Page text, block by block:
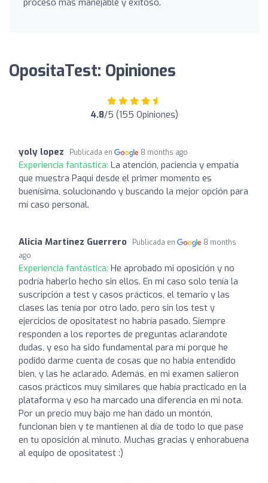
OpositaTest: Opiniones
4.8/5 (155 Opiniones)
yoly lopez Publicada en 8 months ago
Experiencia fantástica: La atención, paciencia y empatía
que muestra Paqui desde el primer momento es
buenísima, solucionando y buscando la mejor opción para
mí caso personal.
Alicia Martinez Guerrero Publicada en
8 months
ago
Experiencia fantástica: He aprobado mi oposición y no
podría haberlo hecho sin ellos. En mi caso solo tenía la
suscripción a test y casos prácticos, el temario y las
clases las tenía por otro lado, pero sin los test y
ejercicios de opositatest no habría pasado. Siempre
responden a los reportes de preguntas aclarandote
dudas, y eso ha sido fundamental para mí porque he
podido darme cuenta de cosas que no había entendido
bien, y las he aclarado. Además, en mi examen salieron
casos prácticos muy similares que había practicado en la
plataforma y eso ha marcado una diferencia en mi nota.
Por un precio muy bajo me han dado un montón,
funcionan bien y te mantienen al día de todo lo que pase
en tu oposición al minuto. Muchas gracias y enhorabuena
al equipo de opositatest :)